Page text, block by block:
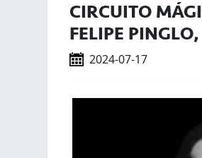
CIRCUITO
FELIPE
2024-07-17